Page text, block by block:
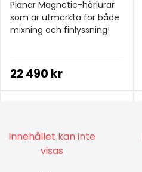
Planar Magnetic-hörlurar
som är utmärkta för både
mixning och finlyssning!
22 490 kr
Innehållet kan inte
visas